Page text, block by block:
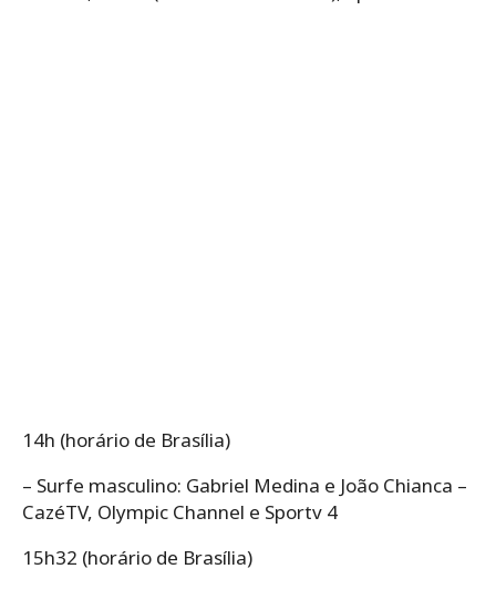
14h (horário de Brasília)
– Surfe masculino: Gabriel Medina e João Chianca –
CazéTV, Olympic Channel e Sportv 4
15h32 (horário de Brasília)